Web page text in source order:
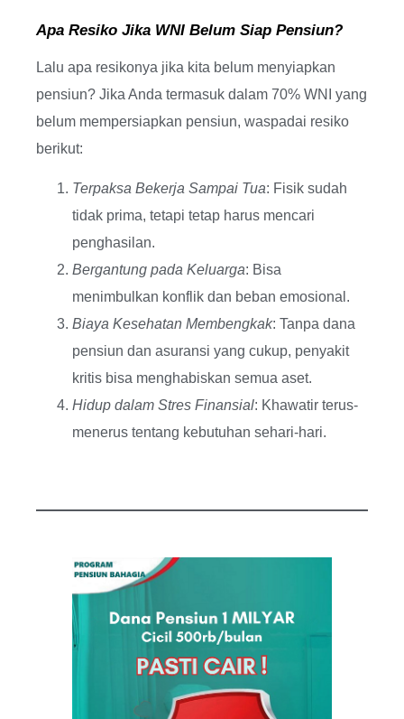
Apa Resiko Jika WNI Belum Siap Pensiun?
Lalu apa resikonya jika kita belum menyiapkan
pensiun? Jika Anda termasuk dalam 70% WNI yang
belum mempersiapkan pensiun, waspadai resiko
berikut:
Terpaksa Bekerja Sampai Tua: Fisik sudah
tidak prima, tetapi tetap harus mencari
penghasilan.
Bergantung pada Keluarga: Bisa
menimbulkan konflik dan beban emosional.
Biaya Kesehatan Membengkak: Tanpa dana
pensiun dan asuransi yang cukup, penyakit
kritis bisa menghabiskan semua aset.
Hidup dalam Stres Finansial: Khawatir terus-
menerus tentang kebutuhan sehari-hari.